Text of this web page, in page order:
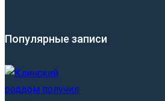
Популярные записи